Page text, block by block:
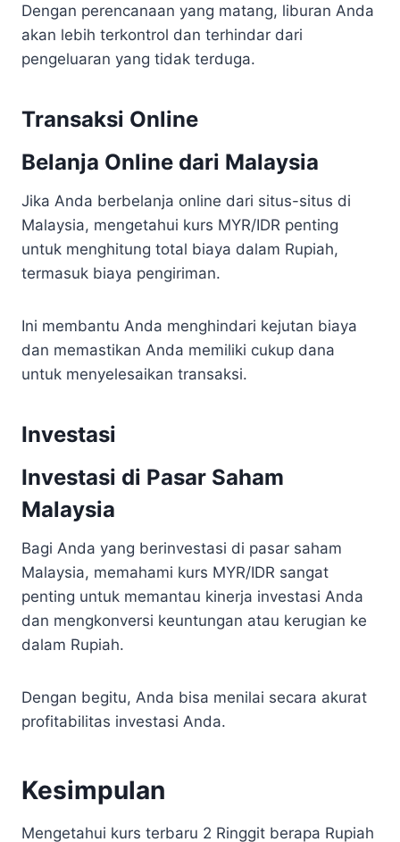
Dengan perencanaan yang matang, liburan Anda
akan lebih terkontrol dan terhindar dari
pengeluaran yang tidak terduga.
Transaksi Online
Belanja Online dari Malaysia
Jika Anda berbelanja online dari situs-situs di
Malaysia, mengetahui kurs MYR/IDR penting
untuk menghitung total biaya dalam Rupiah,
termasuk biaya pengiriman.
Ini membantu Anda menghindari kejutan biaya
dan memastikan Anda memiliki cukup dana
untuk menyelesaikan transaksi.
Investasi
Investasi di Pasar Saham
Malaysia
Bagi Anda yang berinvestasi di pasar saham
Malaysia, memahami kurs MYR/IDR sangat
penting untuk memantau kinerja investasi Anda
dan mengkonversi keuntungan atau kerugian ke
dalam Rupiah.
Dengan begitu, Anda bisa menilai secara akurat
profitabilitas investasi Anda.
Kesimpulan
Mengetahui kurs terbaru 2 Ringgit berapa Rupiah